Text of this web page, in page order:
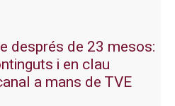
després de 23 mesos:
i en clau
a mans de TVE